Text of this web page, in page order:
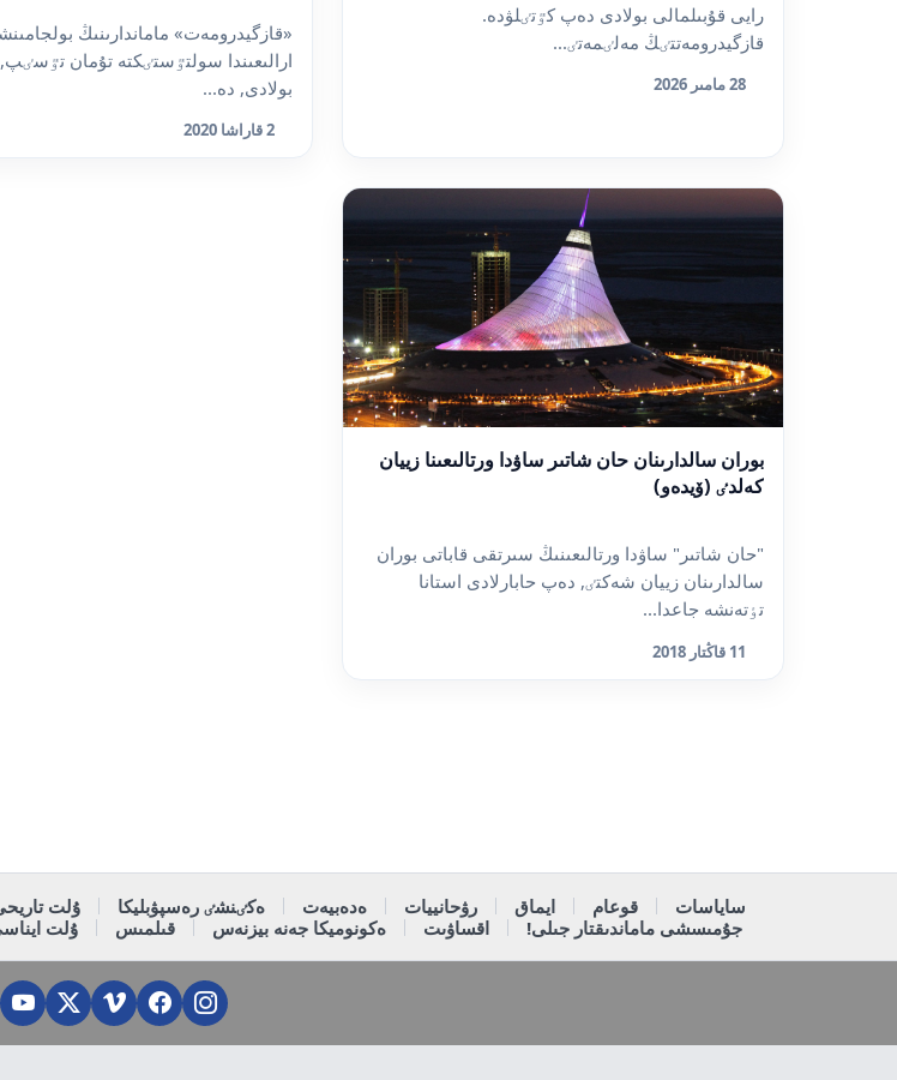
رايى قۇبىلمالى بولادى دەپ كٷتٸلۋدە.
قازگيدرومەتتٸڭ مەلٸمەتٸ...
28 مامىر 2026
ارالىعىندا سولتٷستٸكتە تۇمان
بولادى, دە...
2 قاراشا 2020
بوران سالدارىنان حان شاتىر ساۋدا ورتالىعىنا زييان
كەلدٸ (ۆيدەو)
"حان شاتىر" ساۋدا ورتالىعىنىڭ سىرتقى قاباتى بوران
سالدارىنان زييان شەكتٸ, دەپ حابارلادى استانا
تٶتەنشە جاعدا...
11 قاڭتار 2018
ساياسات قوعام ايماق رۋحانييات ەدەبيەت ەكٸنشٸ رەسپۋبليكا ۇلت
جۇمىسشى ماماندىقتار جىلى!
اقساۋىت ەكونوميكا جەنە بيزنەس قىلمىس ۇلت